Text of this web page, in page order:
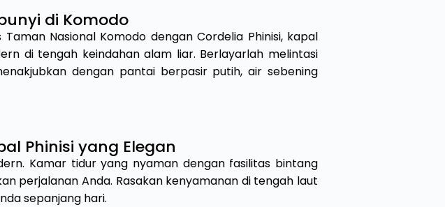
di Komodo
Nasional Komodo dengan Cordelia Phinisi, kapal
di tengah keindahan alam liar. Berlayarlah melintasi
dengan pantai berpasir putih, air sebening
Phinisi yang Elegan
Kamar tidur yang nyaman dengan fasilitas bintang
perjalanan Anda. Rasakan kenyamanan di tengah laut
sepanjang hari.